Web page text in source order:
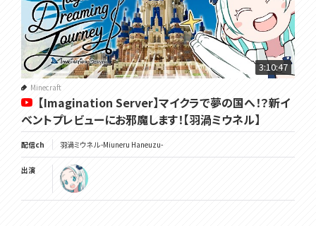
https://twitter.com/hanamori_design
✿BGM
https://www.youtube.com/c/SafuWorks
･･･････････････････････････････
✿個人Vtuberグループ「VOMS Project」所属の渦属性おしゃべりゲー
ム配信モンスター、羽渦ミウネルと申します🌀
✿ゲームが大好きな自称バーチャルゲーム実況者です！コンシューマ
ーゲームを中心に遊ばせて頂いております。
✿主にゲーム配信はTwitch行い、、Youtubeへは探索・レベル上げ・雑
談等をカットした見やすい動画にしてから投稿しています。ノーカット版
3:10:47
Minecraft
【Imagination Server】マイクラで夢の国へ！？新イ
ベントプレビューにお邪魔します！【羽渦ミウネル】
配信ch 羽渦ミウネル -Miuneru Haneuzu-
出演